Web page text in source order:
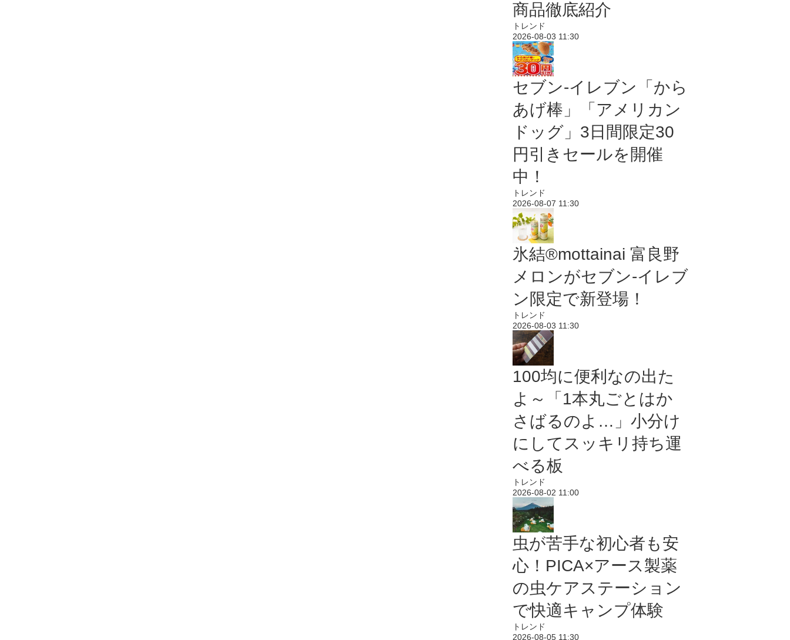
商品徹底紹介
トレンド
2026-08-03 11:30
セブン‐イレブン「から
あげ棒」「アメリカン
ドッグ」3日間限定30
円引きセールを開催
中！
トレンド
2026-08-07 11:30
氷結®mottainai 富良野
メロンがセブン‐イレブ
ン限定で新登場！
トレンド
2026-08-03 11:30
100均に便利なの出た
よ～「1本丸ごとはか
さばるのよ…」小分け
にしてスッキリ持ち運
べる板
トレンド
2026-08-02 11:00
虫が苦手な初心者も安
心！PICA×アース製薬
の虫ケアステーション
で快適キャンプ体験
トレンド
2026-08-05 11:30